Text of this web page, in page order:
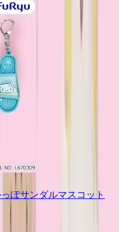
ぽサンダルマスコット